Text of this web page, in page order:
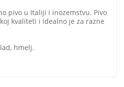
pivo u Italiji i inozemstvu. Pivo
kvaliteti i idealno je za razne
hmelj.